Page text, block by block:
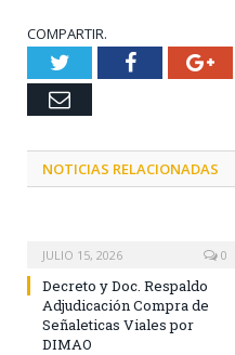
COMPARTIR.
TwitterFacebook
Email
NOTICIAS RELACIONADAS
JULIO 15, 2026 0
Decreto y Doc. Respaldo
Adjudicación Compra de
Señaleticas Viales por
DIMAO